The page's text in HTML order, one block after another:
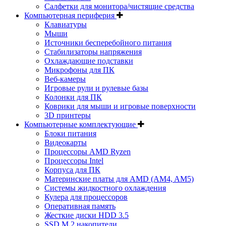
Салфетки для монитора/чистящие средства
Компьютерная периферия
Клавиатуры
Мыши
Источники бесперебойного питания
Стабилизаторы напряжения
Охлаждающие подставки
Микрофоны для ПК
Веб-камеры
Игровые рули и рулевые базы
Колонки для ПК
Коврики для мыши и игровые поверхности
3D принтеры
Компьютерные комплектующие
Блоки питания
Видеокарты
Процессоры AMD Ryzen
Процессоры Intel
Корпуса для ПК
Материнские платы для AMD (AM4, AM5)
Системы жидкостного охлаждения
Кулера для процессоров
Оперативная память
Жесткие диски HDD 3.5
SSD M.2 накопители